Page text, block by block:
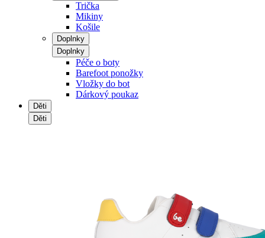
Trička
Mikiny
Košile
Doplnky
Doplnky
Péče o boty
Barefoot ponožky
Vložky do bot
Dárkový poukaz
Děti
Děti